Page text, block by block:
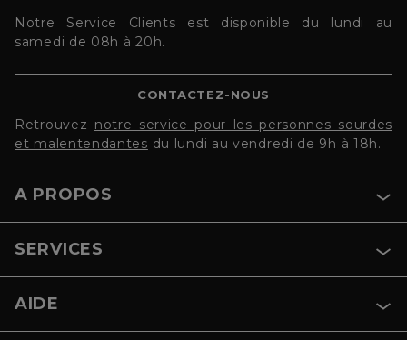
Notre Service Clients est disponible du lundi au
samedi de 08h à 20h.
CONTACTEZ-NOUS
Retrouvez notre service pour les personnes sourdes
et malentendantes du lundi au vendredi de 9h à 18h.
A PROPOS
SERVICES
AIDE